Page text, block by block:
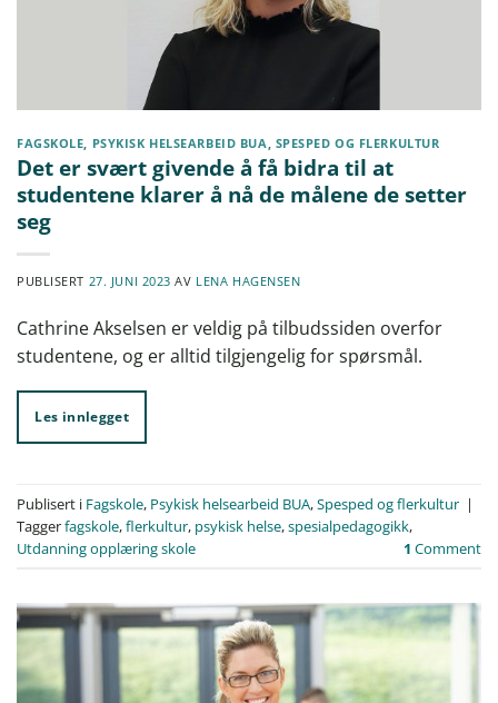
FAGSKOLE PSYKISK HELSEARBEID BUA SPESPED OG FLERKULTUR
Det er svært givende å få bidra til at
studentene klarer å nå de målene de setter
seg
PUBLISERT 27. JUNI 2023 AV LENA HAGENSEN
Cathrine Akselsen er veldig på tilbudssiden overfor
studentene, og er alltid tilgjengelig for spørsmål.
Les innlegget
Publisert i Fagskole, Psykisk helsearbeid BUA,Spesped og flerkultur |
Taggerfagskole,flerkultur, psykisk helse,spesialpedagogikk,
Utdanning opplæring skole
1 Comment